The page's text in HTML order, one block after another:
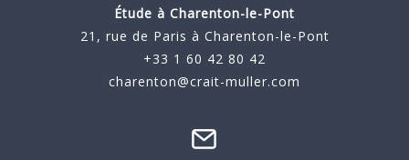
Étude à Charenton-le-Pont
21, rue de Paris à Charenton-le-Pont
+33 1 60 42 80 42
charenton@crait-muller.com